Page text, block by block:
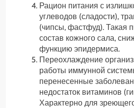
Рацион питания с
углеводов (сладости),
(чипсы, фастфуд). Такая
состав кожного сала,
функцию эпидермиса.
Переохлаждение
работы иммунной
перенесенные
недостаток витаминов
Характерно для